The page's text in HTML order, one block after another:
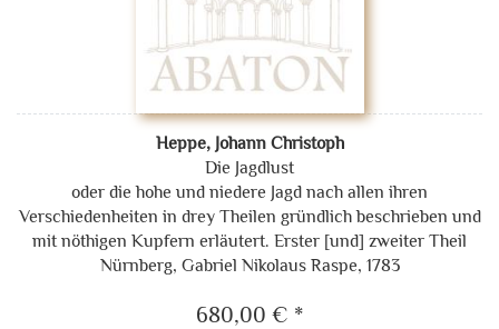
Heppe, Johann Christoph
Die Jagdlust
oder die hohe und niedere Jagd nach allen ihren
Verschiedenheiten in drey Theilen gründlich beschrieben und
mit nöthigen Kupfern erläutert. Erster [und] zweiter Theil
Nürnberg, Gabriel Nikolaus Raspe, 1783
680,00 € *